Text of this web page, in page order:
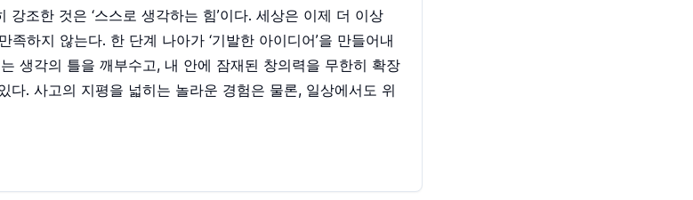
조한 것은 ‘스스로 생각하는 힘’이다. 세상은 이제 더 이상
족하지 않는다. 한 단계 나아가 ‘기발한 아이디어’을 만들어내
생각의 틀을 깨부수고, 내 안에 잠재된 창의력을 무한히 확장
다. 사고의 지평을 넓히는 놀라운 경험은 물론, 일상에서도 위